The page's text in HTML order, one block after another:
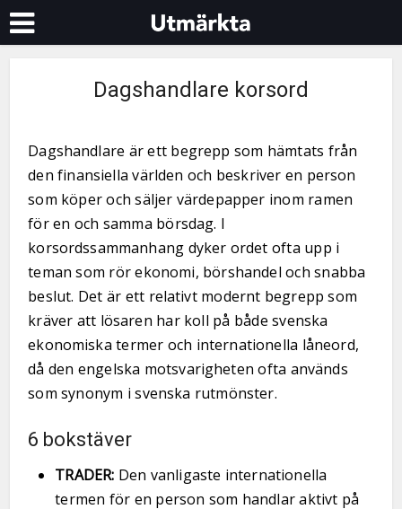
Dagshandlare korsord
Dagshandlare är ett begrepp som hämtats från
den finansiella världen och beskriver en person
som köper och säljer värdepapper inom ramen
för en och samma börsdag. I
korsordssammanhang dyker ordet ofta upp i
teman som rör ekonomi, börshandel och snabba
beslut. Det är ett relativt modernt begrepp som
kräver att lösaren har koll på både svenska
ekonomiska termer och internationella låneord,
då den engelska motsvarigheten ofta används
som synonym i svenska rutmönster.
6 bokstäver
TRADER: Den vanligaste internationella
termen för en person som handlar aktivt på